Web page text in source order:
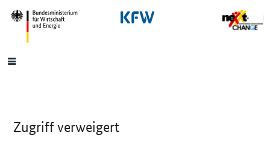
SrOnlyNavigation
Hauptmenü
Zugriff verweigert